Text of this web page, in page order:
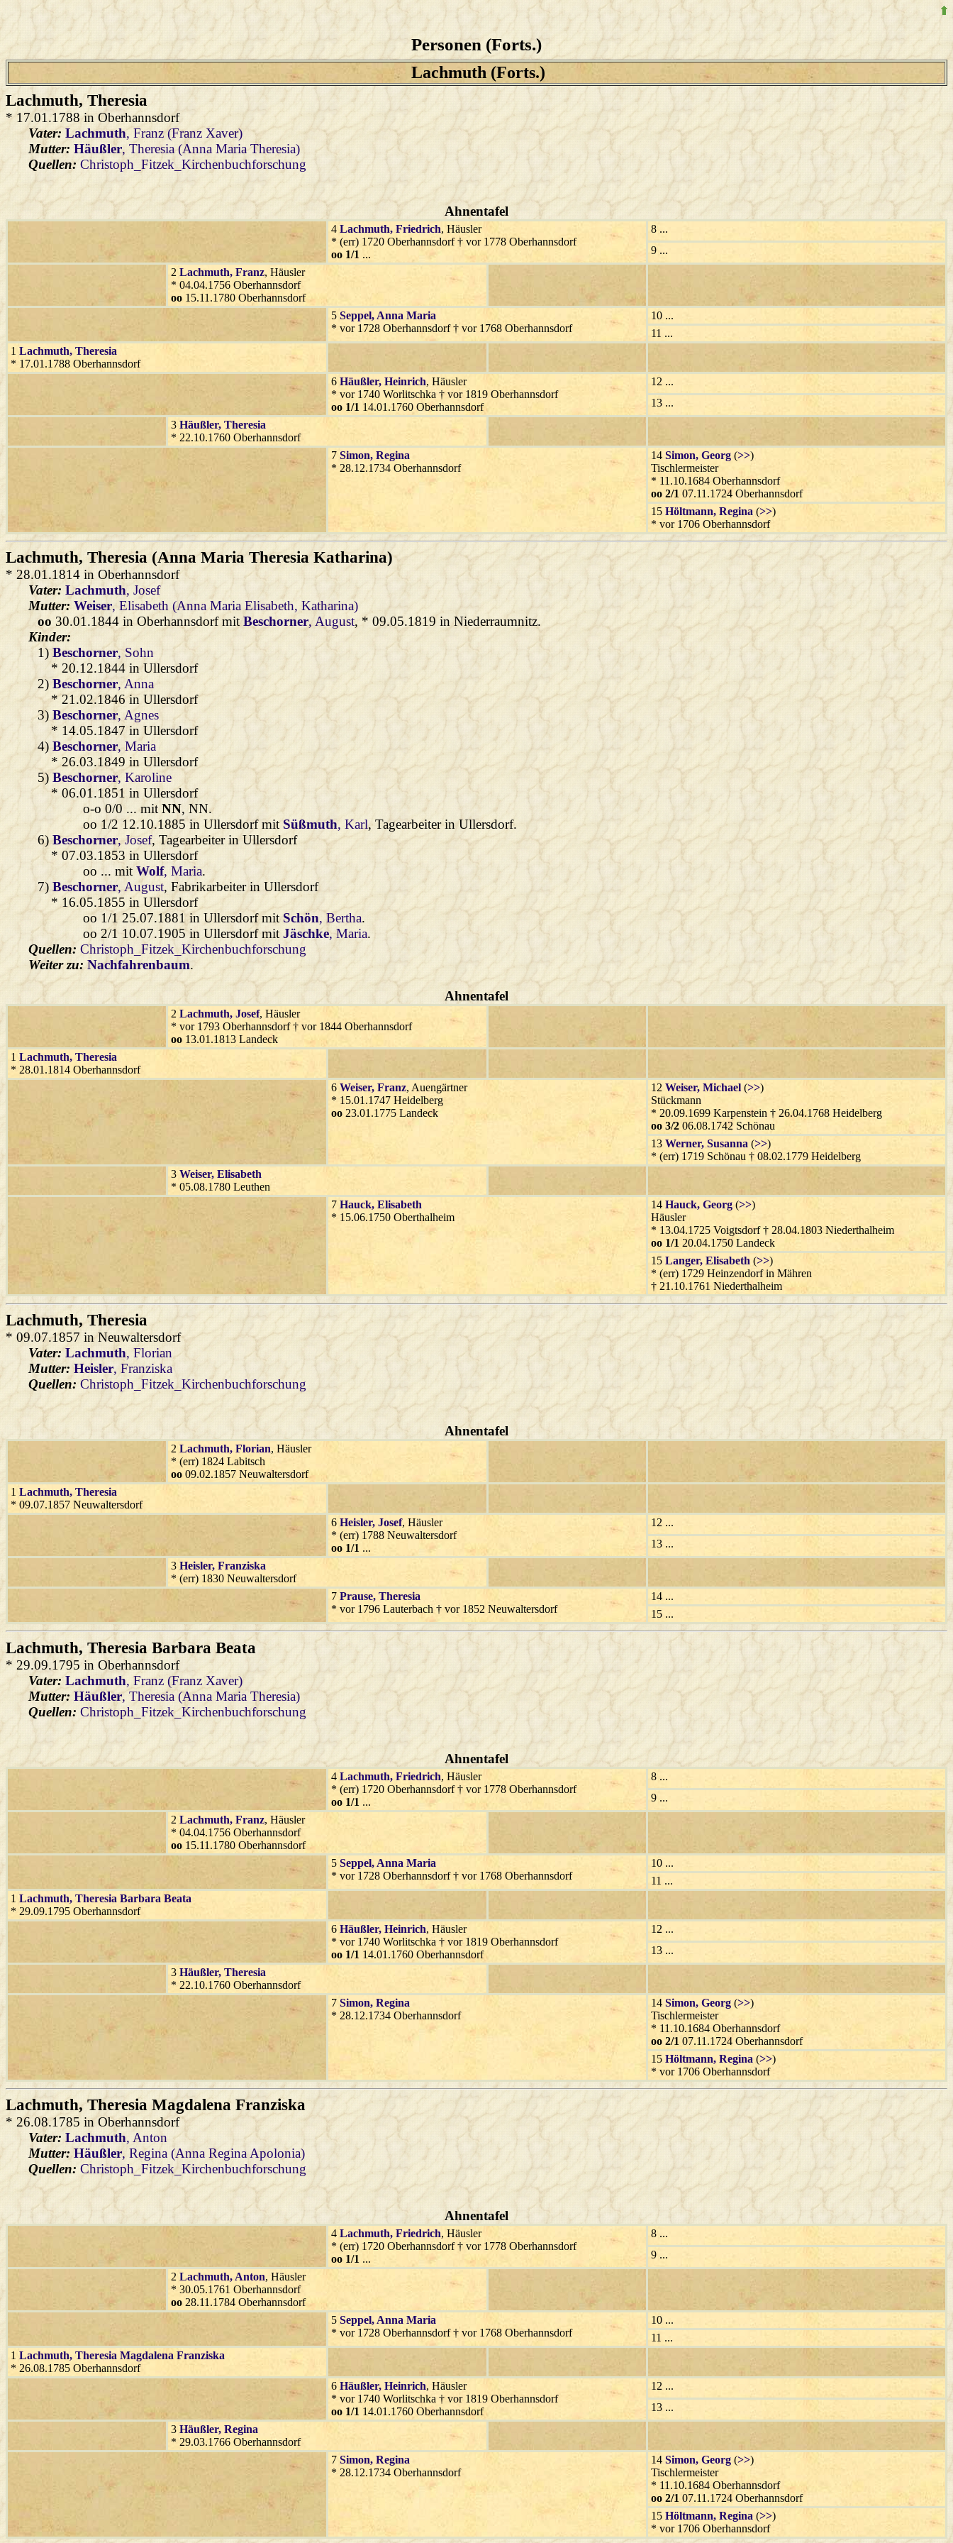
Personen (Forts.)
Lachmuth (Forts.)
Lachmuth, Theresia
* 17.01.1788 in Oberhannsdorf
Vater: Lachmuth, Franz (Franz Xaver)
Mutter: Häußler, Theresia (Anna Maria Theresia)
Quellen: Christoph_Fitzek_Kirchenbuchforschung
Ahnentafel
4 Lachmuth, Friedrich, Häusler
* (err) 1720 Oberhannsdorf † vor 1778 Oberhannsdorf
oo 1/1 ...
8 ...
9 ...
2 Lachmuth, Franz, Häusler
* 04.04.1756 Oberhannsdorf
oo 15.11.1780 Oberhannsdorf
5 Seppel, Anna Maria
* vor 1728 Oberhannsdorf † vor 1768 Oberhannsdorf
10 ...
11 ...
1 Lachmuth, Theresia
* 17.01.1788 Oberhannsdorf
6 Häußler, Heinrich, Häusler
* vor 1740 Worlitschka † vor 1819 Oberhannsdorf
oo 1/1 14.01.1760 Oberhannsdorf
12 ...
13 ...
3 Häußler, Theresia
* 22.10.1760 Oberhannsdorf
7 Simon, Regina
* 28.12.1734 Oberhannsdorf
14 Simon, Georg (>>)
Tischlermeister
* 11.10.1684 Oberhannsdorf
oo 2/1 07.11.1724 Oberhannsdorf
15 Höltmann, Regina (>>)
* vor 1706 Oberhannsdorf
Lachmuth, Theresia (Anna Maria Theresia Katharina)
* 28.01.1814 in Oberhannsdorf
Vater: Lachmuth, Josef
Mutter: Weiser, Elisabeth (Anna Maria Elisabeth, Katharina)
oo 30.01.1844 in Oberhannsdorf mitBeschorner, August, * 09.05.1819 in Niederraumnitz.
Kinder:
1)Beschorner, Sohn
* 20.12.1844 in Ullersdorf
2)Beschorner, Anna
* 21.02.1846 in Ullersdorf
3)Beschorner, Agnes
* 14.05.1847 in Ullersdorf
4)Beschorner, Maria
* 26.03.1849 in Ullersdorf
5)Beschorner, Karoline
* 06.01.1851 in Ullersdorf
o-o 0/0 ... mitNN, NN.
oo 1/2 12.10.1885 in Ullersdorf mit Süßmuth, Karl, Tagearbeiter in Ullersdorf.
6)Beschorner, Josef, Tagearbeiter in Ullersdorf
* 07.03.1853 in Ullersdorf
oo ... mitWolf, Maria.
7)Beschorner, August, Fabrikarbeiter in Ullersdorf
* 16.05.1855 in Ullersdorf
oo 1/1 25.07.1881 in Ullersdorf mitSchön, Bertha.
oo 2/1 10.07.1905 in Ullersdorf mitJäschke, Maria.
Quellen: Christoph_Fitzek_Kirchenbuchforschung
Weiter zu: Nachfahrenbaum.
Ahnentafel
2 Lachmuth, Josef, Häusler
* vor 1793 Oberhannsdorf † vor 1844 Oberhannsdorf
oo 13.01.1813 Landeck
1 Lachmuth, Theresia
* 28.01.1814 Oberhannsdorf
6 Weiser, Franz, Auengärtner
* 15.01.1747 Heidelberg
oo 23.01.1775 Landeck
12 Weiser, Michael (>>)
Stückmann
* 20.09.1699 Karpenstein † 26.04.1768 Heidelberg
oo 3/2 06.08.1742 Schönau
13 Werner, Susanna (>>)
* (err) 1719 Schönau † 08.02.1779 Heidelberg
3 Weiser, Elisabeth
* 05.08.1780 Leuthen
7 Hauck, Elisabeth
* 15.06.1750 Oberthalheim
14 Hauck, Georg (>>)
Häusler
* 13.04.1725 Voigtsdorf † 28.04.1803 Niederthalheim
oo 1/1 20.04.1750 Landeck
15 Langer, Elisabeth (>>)
* (err) 1729 Heinzendorf in Mähren
† 21.10.1761 Niederthalheim
Lachmuth, Theresia
* 09.07.1857 in Neuwaltersdorf
Vater: Lachmuth, Florian
Mutter: Heisler, Franziska
Quellen: Christoph_Fitzek_Kirchenbuchforschung
Ahnentafel
2 Lachmuth, Florian, Häusler
* (err) 1824 Labitsch
oo 09.02.1857 Neuwaltersdorf
1 Lachmuth, Theresia
* 09.07.1857 Neuwaltersdorf
6 Heisler, Josef, Häusler
* (err) 1788 Neuwaltersdorf
oo 1/1 ...
12 ...
13 ...
3 Heisler, Franziska
* (err) 1830 Neuwaltersdorf
7 Prause, Theresia
* vor 1796 Lauterbach † vor 1852 Neuwaltersdorf
14 ...
15 ...
Lachmuth, Theresia Barbara Beata
* 29.09.1795 in Oberhannsdorf
Vater: Lachmuth, Franz (Franz Xaver)
Mutter: Häußler, Theresia (Anna Maria Theresia)
Quellen: Christoph_Fitzek_Kirchenbuchforschung
Ahnentafel
4 Lachmuth, Friedrich, Häusler
* (err) 1720 Oberhannsdorf † vor 1778 Oberhannsdorf
oo 1/1 ...
8 ...
9 ...
2 Lachmuth, Franz, Häusler
* 04.04.1756 Oberhannsdorf
oo 15.11.1780 Oberhannsdorf
5 Seppel, Anna Maria
* vor 1728 Oberhannsdorf † vor 1768 Oberhannsdorf
10 ...
11 ...
1 Lachmuth, Theresia Barbara Beata
* 29.09.1795 Oberhannsdorf
6 Häußler, Heinrich, Häusler
* vor 1740 Worlitschka † vor 1819 Oberhannsdorf
oo 1/1 14.01.1760 Oberhannsdorf
12 ...
13 ...
3 Häußler, Theresia
* 22.10.1760 Oberhannsdorf
7 Simon, Regina
* 28.12.1734 Oberhannsdorf
14 Simon, Georg (>>)
Tischlermeister
* 11.10.1684 Oberhannsdorf
oo 2/1 07.11.1724 Oberhannsdorf
15 Höltmann, Regina (>>)
* vor 1706 Oberhannsdorf
Lachmuth, Theresia Magdalena Franziska
* 26.08.1785 in Oberhannsdorf
Vater: Lachmuth, Anton
Mutter: Häußler, Regina (Anna Regina Apolonia)
Quellen: Christoph_Fitzek_Kirchenbuchforschung
Ahnentafel
4 Lachmuth, Friedrich, Häusler
* (err) 1720 Oberhannsdorf † vor 1778 Oberhannsdorf
oo 1/1 ...
8 ...
9 ...
2 Lachmuth, Anton, Häusler
* 30.05.1761 Oberhannsdorf
oo 28.11.1784 Oberhannsdorf
5 Seppel, Anna Maria
* vor 1728 Oberhannsdorf † vor 1768 Oberhannsdorf
10 ...
11 ...
1 Lachmuth, Theresia Magdalena Franziska
* 26.08.1785 Oberhannsdorf
6 Häußler, Heinrich, Häusler
* vor 1740 Worlitschka † vor 1819 Oberhannsdorf
oo 1/1 14.01.1760 Oberhannsdorf
12 ...
13 ...
3 Häußler, Regina
* 29.03.1766 Oberhannsdorf
7 Simon, Regina
* 28.12.1734 Oberhannsdorf
14 Simon, Georg (>>)
Tischlermeister
* 11.10.1684 Oberhannsdorf
oo 2/1 07.11.1724 Oberhannsdorf
15 Höltmann, Regina (>>)
* vor 1706 Oberhannsdorf